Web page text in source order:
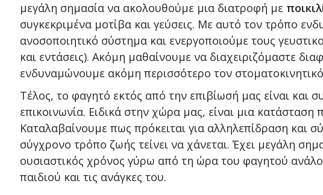
μεγάλη σημασία να ακολουθούμε μια διατροφή με
συγκεκριμένα μοτίβα και γεύσεις. Με αυτό τον τρόπο
ανοσοποιητικό σύστημα και ενεργοποιούμε τους
και εντάσεις). Ακόμη μαθαίνουμε να διαχειριζόμαστε
ενδυναμώνουμε ακόμη περισσότερο τον
Τέλος, το φαγητό εκτός από την επιβίωσή μας είναι και
επικοινωνία. Ειδικά στην χώρα μας, είναι μια κατάσταση
Καταλαβαίνουμε πως πρόκειται για αλληλεπίδραση και
σύγχρονο τρόπο ζωής τείνει να χάνεται. Έχει μεγάλη
ουσιαστικός χρόνος γύρω από τη ώρα του φαγητού
παιδιού και τις ανάγκες του.